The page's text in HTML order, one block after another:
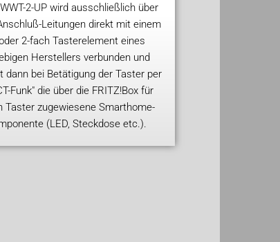
2-UP wird ausschließlich über
Leitungen direkt mit einem
2-fach Tasterelement eines
Herstellers verbunden und
dann bei Betätigung der Taster per
Funk" die über die FRITZ!Box für
Taster zugewiesene Smarthome-
(LED, Steckdose etc.).